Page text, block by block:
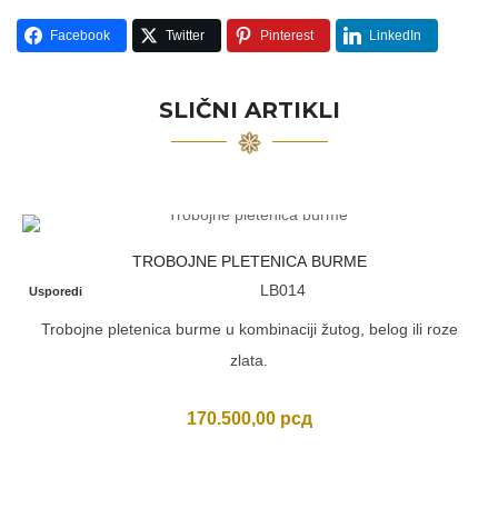
Facebook Twitter Pinterest LinkedIn
SLIČNI ARTIKLI
TROBOJNE PLETENICA BURME
Usporedi LB014
Trobojne pletenica burme u kombinaciji žutog, belog ili roze
zlata.
170.500,00 рсд